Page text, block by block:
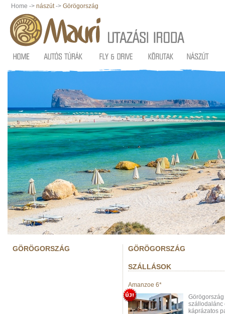
Home -> nászút-> Görögország
GÖRÖGORSZÁG GÖRÖGORSZÁG
SZÁLLÁSOK
Amanzoe 6*
szállodalánc
káprázatos